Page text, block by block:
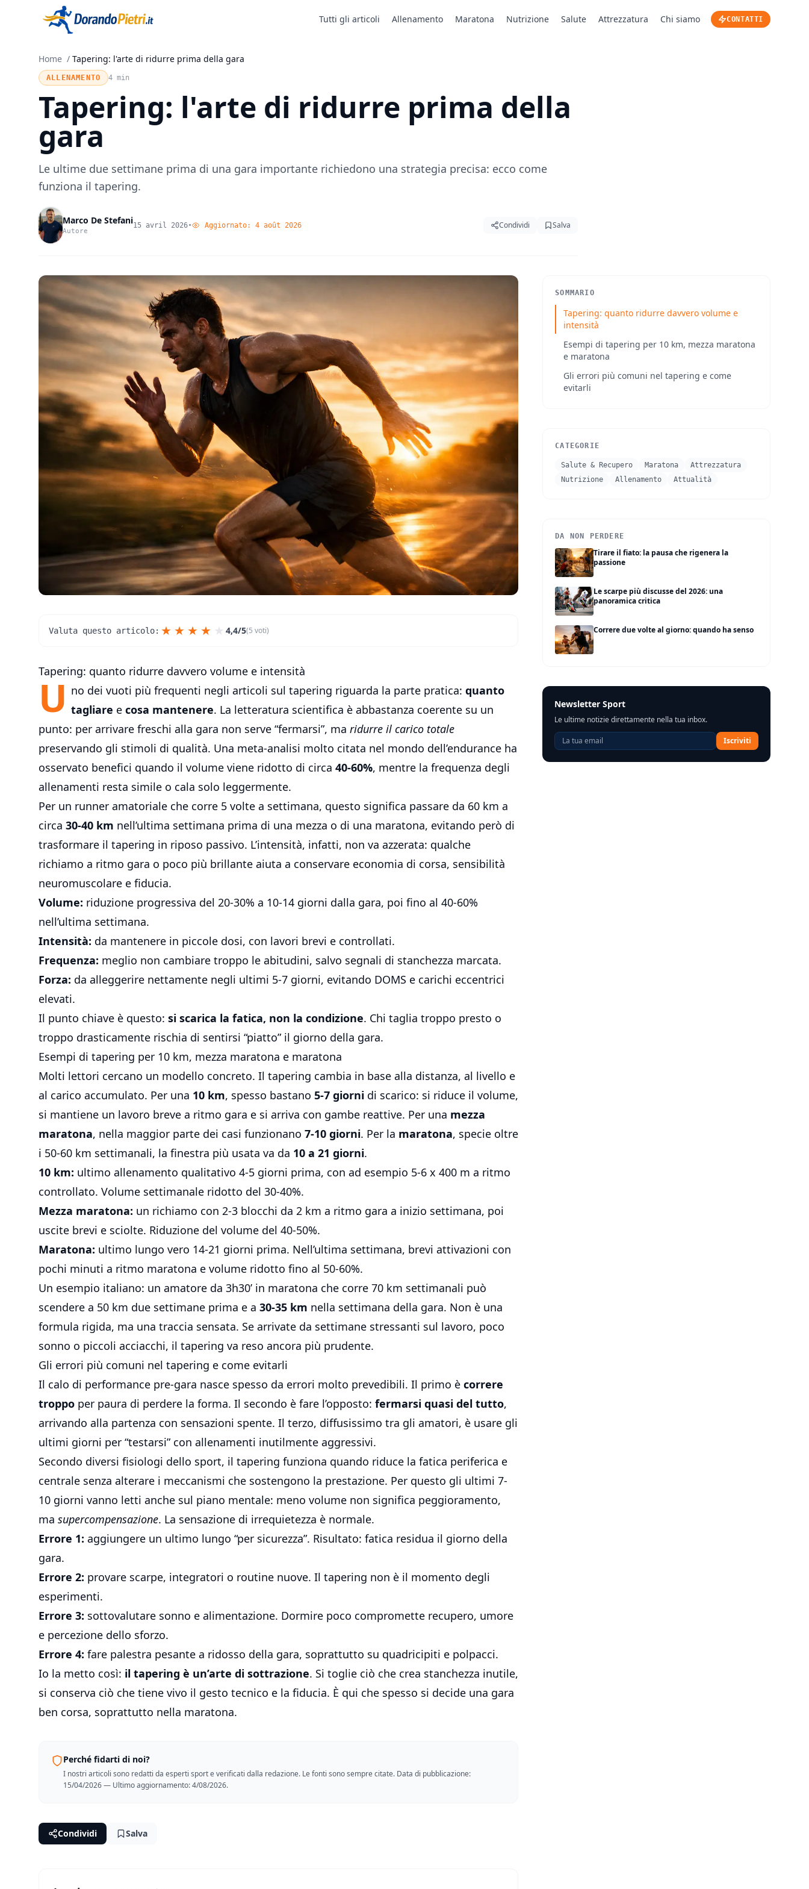
Tutti gli articoli Allenamento Maratona Nutrizione Salute Attrezzatura Chi siamo CONTATTI
Home / Tapering: l'arte di ridurre prima della gara
ALLENAMENTO 4 min
Tapering: l'arte di ridurre prima della
gara
Le ultime due settimane prima di una gara importante richiedono una strategia precisa: ecco come
funziona il tapering.
Marco De Stefani
Autore
15 avril 2026• Aggiornato: 4 août 2026 Condividi Salva
Valuta questo articolo: ★ ★ ★ ★ ★ 4,4/5(5 voti)
Tapering: quanto ridurre davvero volume e intensità
U no dei vuoti più frequenti negli articoli sul tapering riguarda la parte pratica:quanto
tagliare ecosa mantenere. La letteratura scientifica è abbastanza coerente su un
punto: per arrivare freschi alla gara non serve “fermarsi”, ma ridurre il carico totale
preservando gli stimoli di qualità. Una meta-analisi molto citata nel mondo dell’endurance ha
osservato benefici quando il volume viene ridotto di circa 40-60%, mentre la frequenza degli
allenamenti resta simile o cala solo leggermente.
Per un runner amatoriale che corre 5 volte a settimana, questo significa passare da 60 km a
circa 30-40 km nell’ultima settimana prima di una mezza o di una maratona, evitando però di
trasformare il tapering in riposo passivo. L’intensità, infatti, non va azzerata: qualche
richiamo a ritmo gara o poco più brillante aiuta a conservare economia di corsa, sensibilità
neuromuscolare e fiducia.
Volume: riduzione progressiva del 20-30% a 10-14 giorni dalla gara, poi fino al 40-60%
nell’ultima settimana.
Intensità: da mantenere in piccole dosi, con lavori brevi e controllati.
Frequenza: meglio non cambiare troppo le abitudini, salvo segnali di stanchezza marcata.
Forza: da alleggerire nettamente negli ultimi 5-7 giorni, evitando DOMS e carichi eccentrici
elevati.
Il punto chiave è questo: si scarica la fatica, non la condizione. Chi taglia troppo presto o
troppo drasticamente rischia di sentirsi “piatto” il giorno della gara.
Esempi di tapering per 10 km, mezza maratona e maratona
Molti lettori cercano un modello concreto. Il tapering cambia in base alla distanza, al livello e
al carico accumulato. Per una 10 km, spesso bastano 5-7 giorni di scarico: si riduce il volume,
si mantiene un lavoro breve a ritmo gara e si arriva con gambe reattive. Per una mezza
maratona, nella maggior parte dei casi funzionano 7-10 giorni. Per la maratona, specie oltre
i 50-60 km settimanali, la finestra più usata va da 10 a 21 giorni.
10 km: ultimo allenamento qualitativo 4-5 giorni prima, con ad esempio 5-6 x 400 m a ritmo
controllato. Volume settimanale ridotto del 30-40%.
Mezza maratona: un richiamo con 2-3 blocchi da 2 km a ritmo gara a inizio settimana, poi
uscite brevi e sciolte. Riduzione del volume del 40-50%.
Maratona: ultimo lungo vero 14-21 giorni prima. Nell’ultima settimana, brevi attivazioni con
pochi minuti a ritmo maratona e volume ridotto fino al 50-60%.
Un esempio italiano: un amatore da 3h30’ in maratona che corre 70 km settimanali può
scendere a 50 km due settimane prima e a 30-35 km nella settimana della gara. Non è una
formula rigida, ma una traccia sensata. Se arrivate da settimane stressanti sul lavoro, poco
sonno o piccoli acciacchi, il tapering va reso ancora più prudente.
Gli errori più comuni nel tapering e come evitarli
Il calo di performance pre-gara nasce spesso da errori molto prevedibili. Il primo è correre
troppo per paura di perdere la forma. Il secondo è fare l’opposto: fermarsi quasi del tutto,
arrivando alla partenza con sensazioni spente. Il terzo, diffusissimo tra gli amatori, è usare gli
ultimi giorni per “testarsi” con allenamenti inutilmente aggressivi.
Secondo diversi fisiologi dello sport, il tapering funziona quando riduce la fatica periferica e
centrale senza alterare i meccanismi che sostengono la prestazione. Per questo gli ultimi 7-
10 giorni vanno letti anche sul piano mentale: meno volume non significa peggioramento,
ma supercompensazione. La sensazione di irrequietezza è normale.
Errore 1: aggiungere un ultimo lungo “per sicurezza”. Risultato: fatica residua il giorno della
gara.
Errore 2: provare scarpe, integratori o routine nuove. Il tapering non è il momento degli
esperimenti.
Errore 3: sottovalutare sonno e alimentazione. Dormire poco compromette recupero, umore
e percezione dello sforzo.
Errore 4: fare palestra pesante a ridosso della gara, soprattutto su quadricipiti e polpacci.
Io la metto così: il tapering è un’arte di sottrazione. Si toglie ciò che crea stanchezza inutile,
si conserva ciò che tiene vivo il gesto tecnico e la fiducia. È qui che spesso si decide una gara
ben corsa, soprattutto nella maratona.
Perché fidarti di noi?
I nostri articoli sono redatti da esperti sport e verificati dalla redazione. Le fonti sono sempre citate. Data di pubblicazione:
15/04/2026 — Ultimo aggiornamento: 4/08/2026.
Condividi Salva
SOMMARIO
Tapering: quanto ridurre davvero volume e
intensità
Esempi di tapering per 10 km, mezza maratona
e maratona
Gli errori più comuni nel tapering e come
evitarli
CATEGORIE
Salute & Recupero Maratona
Attrezzatura
Nutrizione
Allenamento Attualità
DA NON PERDERE
Tirare il fiato: la pausa che rigenera la
passione
Le scarpe più discusse del 2026: una
panoramica critica
Correre due volte al giorno: quando ha senso
Newsletter Sport
Le ultime notizie direttamente nella tua inbox.
Iscriviti